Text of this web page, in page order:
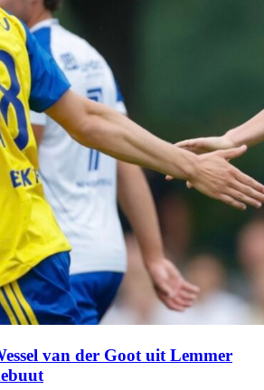
van der Goot uit Lemmer